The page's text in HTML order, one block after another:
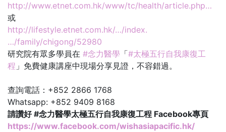
http://www.etnet.com.hk/www/tc/health/article.php…
或
http://lifestyle.etnet.com.hk/…/index.
…/family/chigong/52980
研究院有眾多學員在 #念力醫學 「#太極五行自我康復工
程 」免費健康講座中現場分享見證，不容錯過。
查詢電話：+852 2866 1768
Whatsapp: +852 9409 8168
請讚好 #念力醫學太極五行自我康復工程 Facebook專頁
https://www.facebook.com/wishasiapacific.hk/